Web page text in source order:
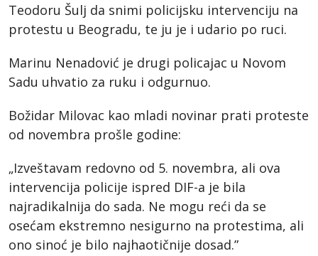
Teodoru Šulj da snimi policijsku intervenciju na
protestu u Beogradu, te ju je i udario po ruci.
Marinu Nenadović je drugi policajac u Novom
Sadu uhvatio za ruku i odgurnuo.
Božidar Milovac kao mladi novinar prati proteste
od novembra prošle godine:
„Izveštavam redovno od 5. novembra, ali ova
intervencija policije ispred DIF-a je bila
najradikalnija do sada. Ne mogu reći da se
osećam ekstremno nesigurno na protestima, ali
ono sinoć je bilo najhaotičnije dosad.”